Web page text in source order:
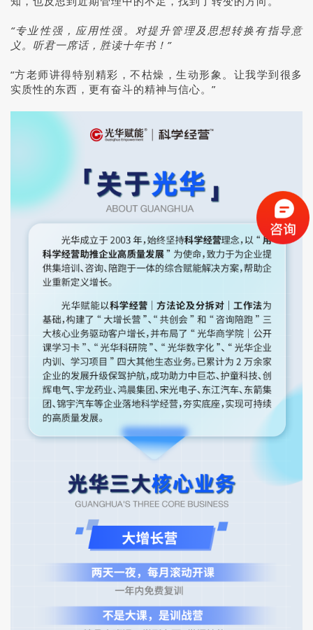
“专业性强，应用性强。对提升管理及思想转换有指导意
义。听君一席话，胜读十年书！”
“方老师讲得特别精彩，不枯燥，生动形象。让我学到很多
实质性的东西，更有奋斗的精神与信心。”